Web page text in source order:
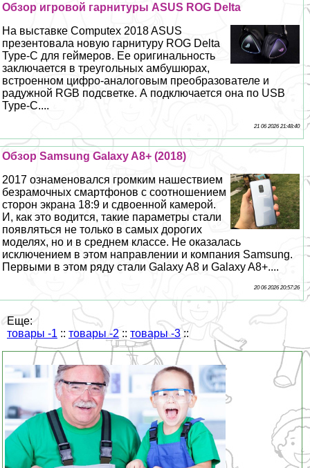
Обзор игровой гарнитуры ASUS ROG Delta
На выставке Computex 2018 ASUS
презентовала новую гарнитуру ROG Delta
Type-C для гeймеров. Ее оригинальность
заключается в треугольных амбушюрах,
встроенном цифро-аналоговым преобразователе и
радужной RGB подсветке. А подключается она по USB
Type-C....
21 06 2026 21:48:40
Обзор Samsung Galaxy A8+ (2018)
2017 ознаменовался громким нашествием
безрамочных смартфонов с соотношением
сторон экрана 18:9 и сдвоенной камерой.
И, как это водится, такие параметры стали
появляться не только в самых дорогих
моделях, но и в среднем классе. Не оказалась
исключением в этом направлении и компания Samsung.
Первыми в этом ряду стали Galaxy A8 и Galaxy A8+....
20 06 2026 20:57:26
Еще:
товары -1 :: товары -2 :: товары -3 ::